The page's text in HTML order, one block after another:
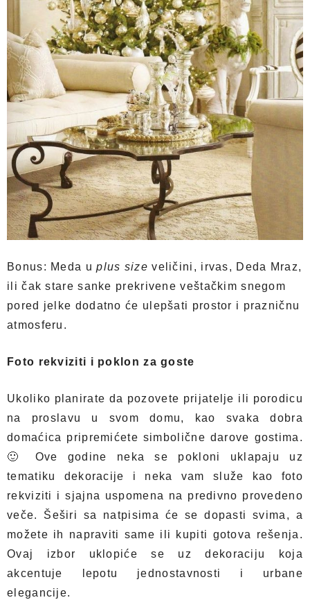
Bonus: Meda u plus size veličini, irvas, Deda Mraz,
ili čak stare sanke prekrivene veštačkim snegom
pored jelke dodatno će ulepšati prostor i prazničnu
atmosferu.
Foto rekviziti i poklon za goste
Ukoliko planirate da pozovete prijatelje ili porodicu
na proslavu u svom domu, kao svaka dobra
domaćica pripremićete simbolične darove gostima.
🙂 Ove godine neka se pokloni uklapaju uz
tematiku dekoracije i neka vam služe kao foto
rekviziti i sjajna uspomena na predivno provedeno
veče. Šeširi sa natpisima će se dopasti svima, a
možete ih napraviti same ili kupiti gotova rešenja.
Ovaj izbor uklopiće se uz dekoraciju koja
akcentuje lepotu jednostavnosti i urbane
elegancije.